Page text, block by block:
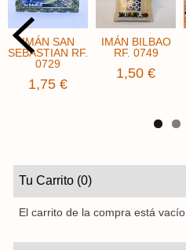
Tu Carrito (0)
El carrito de la compra está vacío
IMÁN SAN
SEBASTIAN RF.
0729
1,75 €
IMÁN BILBAO
RF. 0749
1,50 €